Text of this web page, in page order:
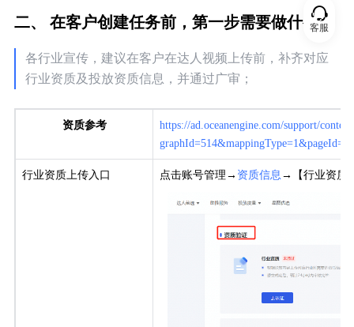
二、 在客户创建任务前，第一步需要做什么？
各行业宣传，建议在客户在达人视频上传前，补齐对应
行业资质及投放资质信息，并通过广审；
资质参考
https://ad.oceanengine.com/support/
行业资质上传入口 点击账号管理→ 资质信息 →【行业资质
客服